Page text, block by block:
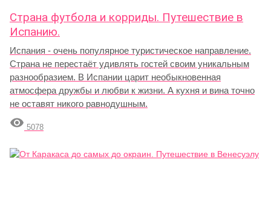
Страна футбола и корриды. Путешествие в
Испанию.
Испания - очень популярное туристическое направление.
Страна не перестаёт удивлять гостей своим уникальным
разнообразием. В Испании царит необыкновенная
атмосфера дружбы и любви к жизни. А кухня и вина точно
не оставят никого равнодушным.
 5078